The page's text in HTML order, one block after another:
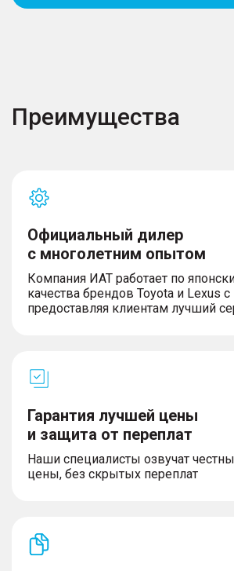
Преимущества
Официальный дилер
с многолетним опытом
Компания ИАТ работает по
качества брендов Toyota и Lexus с
предоставляя клиентам лучший
Гарантия лучшей цены
и защита от переплат
Наши специалисты озвучат
цены, без скрытых переплат